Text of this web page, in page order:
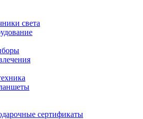
света
сертификаты